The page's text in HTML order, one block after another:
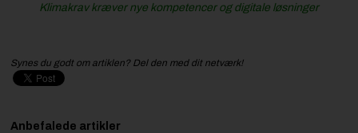
Klimakrav kræver nye kompetencer og digitale løsninger
Synes du godt om artiklen? Del den med dit netværk!
Anbefalede artikler